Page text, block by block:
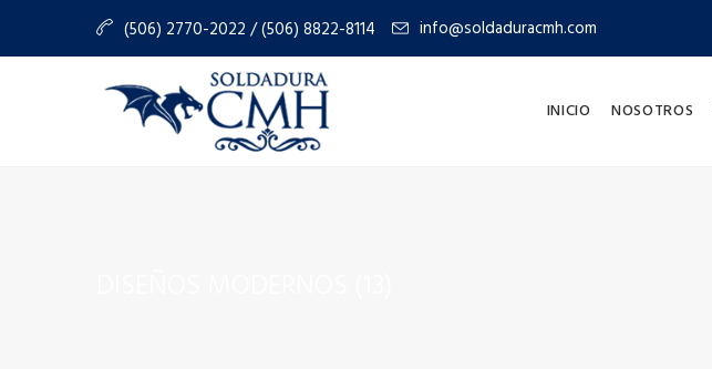
(506) 2770-2022 / (506) 8822-8114 info@soldaduracmh.com
INICIO NOSOTROS